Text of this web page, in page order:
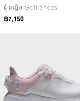
ผู้หญิง Golf Shoes
฿7,150